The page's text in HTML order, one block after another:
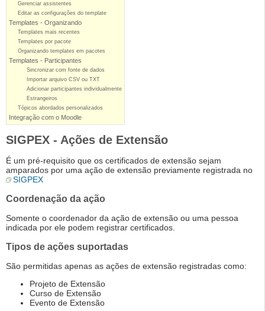
Gerenciar assistentes
Editar as configurações do template
Templates - Organizando
Templates mais recentes
Templates por pacote
Organizando templates em pacotes
Templates - Participantes
Sincronizar com fonte de dados
Importar arquivo CSV ou TXT
Adicionar participantes individualmente
Estrangeiros
Tópicos abordados personalizados
Integração com o Moodle
SIGPEX - Ações de Extensão
É um pré-requisito que os certificados de extensão sejam
amparados por uma ação de extensão previamente registrada no
SIGPEX
Coordenação da ação
Somente o coordenador da ação de extensão ou uma pessoa
indicada por ele podem registrar certificados.
Tipos de ações suportadas
São permitidas apenas as ações de extensão registradas como:
Projeto de Extensão
Curso de Extensão
Evento de Extensão